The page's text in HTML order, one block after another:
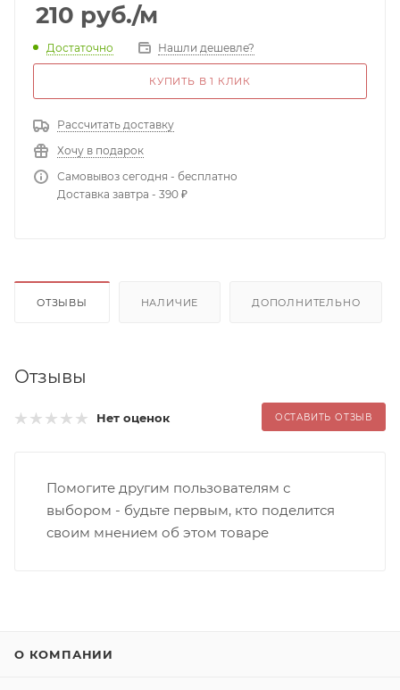
210 руб./м
Достаточно Нашли дешевле?
КУПИТЬ В 1 КЛИК
Рассчитать доставку
Хочу в подарок
Самовывоз сегодня - бесплатно
Доставка завтра - 390 ₽
ОТЗЫВЫ НАЛИЧИЕ ДОПОЛНИТЕЛЬНО
Отзывы
Нет оценок ОСТАВИТЬ ОТЗЫВ
Помогите другим пользователям с
выбором - будьте первым, кто поделится
своим мнением об этом товаре
О КОМПАНИИ